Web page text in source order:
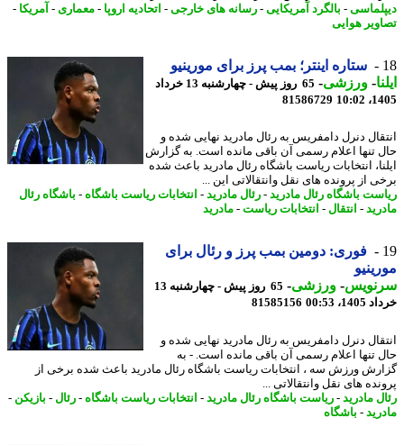
-بالگرد آمریکایی-رسانه های خارجی-اتحادیه اروپا - معماری- آمریکا-
هوایی
ستاره اینتر؛ بمب پرز برای مورینیو
-ورزشی-
65 روز پیش - چهارشنبه 13 خرداد
81586729
دنرل دامفریس به رئال مادرید نهایی شده و
تنها اعلام رسمی آن باقی مانده است. به گزارش
انتخابات ریاست باشگاه رئال مادرید باعث شده
از پرونده های نقل وانتقالاتی این ...
باشگاه رئال مادرید- رئال مادرید- انتخابات ریاست باشگاه-باشگاه رئال
- انتقال-انتخابات ریاست-مادرید
فوری: دومین بمب پرز و رئال برای
-ورزشی-
65 روز پیش - چهارشنبه 13
00:53
81585156
دنرل دامفریس به رئال مادرید نهایی شده و
تنها اعلام رسمی آن باقی مانده است. - به
ورزش سه ، انتخابات ریاست باشگاه رئال مادرید باعث شده برخی از
های نقل وانتقالاتی ...
مادرید- ریاست باشگاه رئال مادرید- انتخابات ریاست باشگاه-رئال -بازیکن -
- باشگاه